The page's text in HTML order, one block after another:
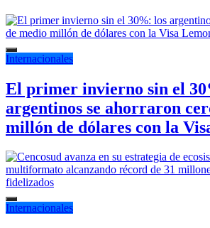
Internacionales
El primer invierno sin el
argentinos se ahorraron
millón de dólares con la
Internacionales